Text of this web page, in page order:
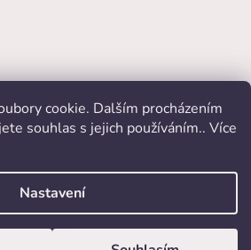
cookie. Dalším procházením
souhlas s jejich používáním.. Více
Nastavení
platby